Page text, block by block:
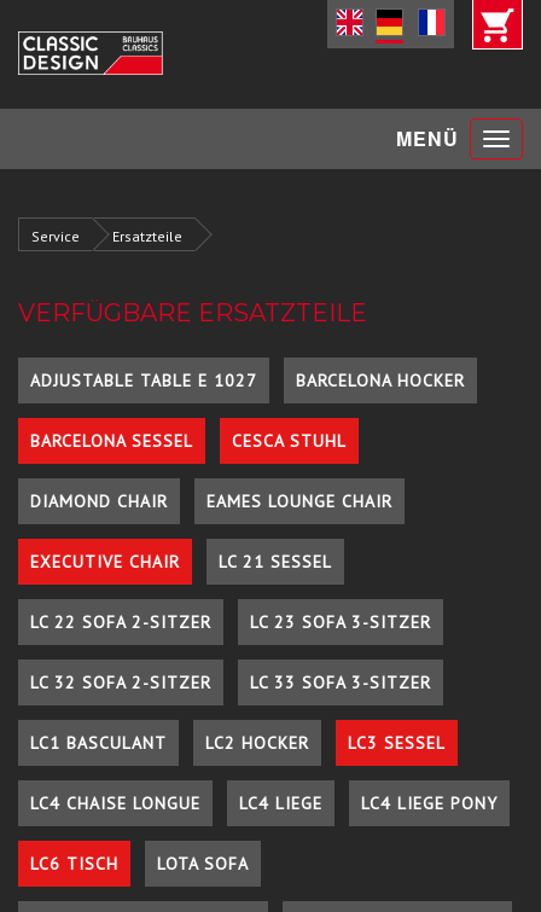
MENÜ Toggle
Service Ersatzteile
VERFÜGBARE ERSATZTEILE
ADJUSTABLE TABLE E 1027 BARCELONA HOCKER
BARCELONA SESSEL CESCA STUHL
DIAMOND CHAIR EAMES LOUNGE CHAIR
EXECUTIVE CHAIR LC 21 SESSEL
LC 22 SOFA 2-SITZER LC 23 SOFA 3-SITZER
LC 32 SOFA 2-SITZER LC 33 SOFA 3-SITZER
LC1 BASCULANT LC2 HOCKER LC3 SESSEL
LC4 CHAISE LONGUE LC4 LIEGE LC4 LIEGE PONY
LC6 TISCH LOTA SOFA